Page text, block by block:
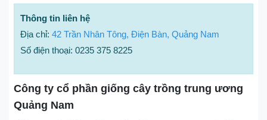
Thông tin liên hệ
Địa chỉ: 42 Trần Nhân Tông, Điện Bàn, Quảng Nam
Số điện thoại: 0235 375 8225
Công ty cổ phần giống cây trồng trung ương
Quảng Nam